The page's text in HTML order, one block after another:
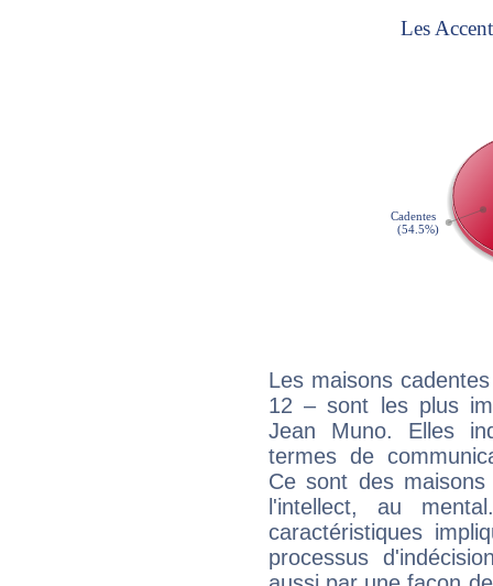
Les maisons
12 – sont les plus
Jean Muno. Elles
termes de
Ce sont des
l'intellect, au
caractéristiques
processus